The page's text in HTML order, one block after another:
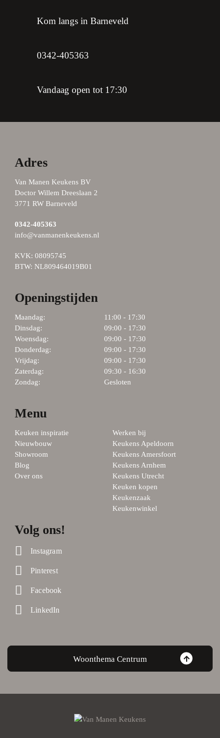
Kom langs in Barneveld
0342-405363
Vandaag open tot 17:30
Adres
Van Manen Keukens BV
Doctor Willem Dreeslaan 2
3771 RW Barneveld
0342-405363
info@vanmanenkeukens.nl
KVK: 08095745
BTW: NL809464019B01
Openingstijden
Maandag:
11:00 - 17:30
Dinsdag:
09:00 - 17:30
Woensdag:
09:00 - 17:30
Donderdag:
09:00 - 17:30
Vrijdag:
09:00 - 17:30
Zaterdag:
09:30 - 16:30
Zondag:
Gesloten
Menu
Keuken inspiratie
Nieuwbouw
Showroom
Blog
Over ons
Werken bij
Keukens Apeldoorn
Keukens Amersfoort
Keukens Arnhem
Keukens Utrecht
Keuken kopen
Keukenzaak
Keukenwinkel
Volg ons!
Instagram
Pinterest
Facebook
LinkedIn
Woonthema Centrum